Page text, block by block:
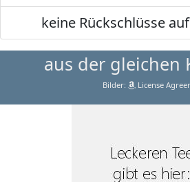
keine Rückschlüsse
aus der gleichen
Bilder: License